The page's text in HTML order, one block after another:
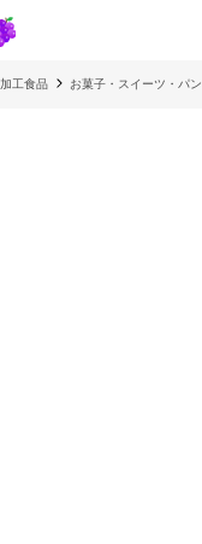
加工食品 お菓子・スイーツ・パン